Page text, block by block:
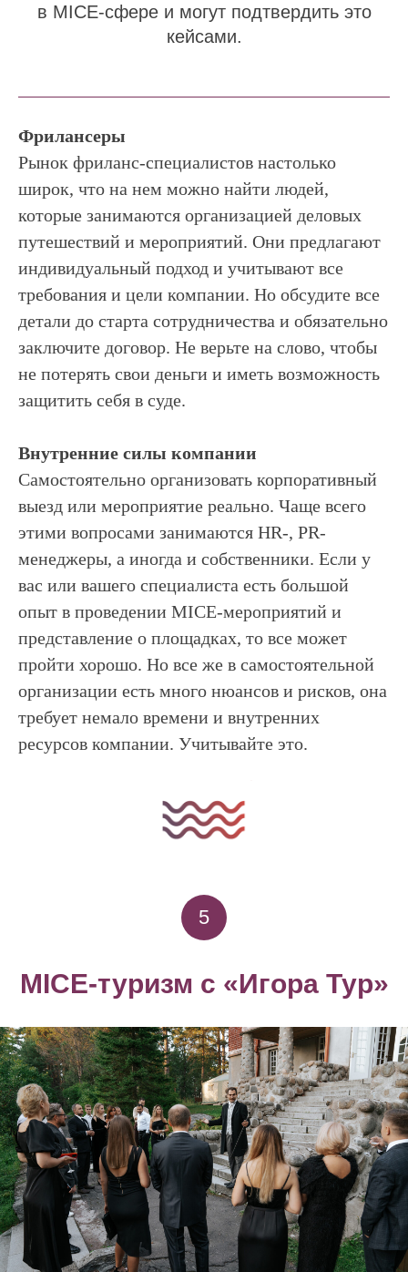
в MICE-сфере и могут подтвердить это
кейсами.
Фрилансеры
Рынок фриланс-специалистов настолько
широк, что на нем можно найти людей,
которые занимаются организацией деловых
путешествий и мероприятий. Они предлагают
индивидуальный подход и учитывают все
требования и цели компании. Но обсудите все
детали до старта сотрудничества и обязательно
заключите договор. Не верьте на слово, чтобы
не потерять свои деньги и иметь возможность
защитить себя в суде.
Внутренние силы компании
Самостоятельно организовать корпоративный
выезд или мероприятие реально. Чаще всего
этими вопросами занимаются HR-, PR-
менеджеры, а иногда и собственники. Если у
вас или вашего специалиста есть большой
опыт в проведении MICE-мероприятий и
представление о площадках, то все может
пройти хорошо. Но все же в самостоятельной
организации есть много нюансов и рисков, она
требует немало времени и внутренних
ресурсов компании. Учитывайте это.
5
MICE-туризм с «Игора Тур»